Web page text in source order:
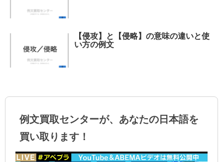
【侵攻】と【侵略】の意味の違いと使
い方の例文
例文買取センターが、あなたの日本語を
買い取ります！